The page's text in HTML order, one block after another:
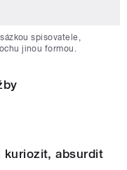
spisovatele,
jinou formou.
kuriozit, absurdit